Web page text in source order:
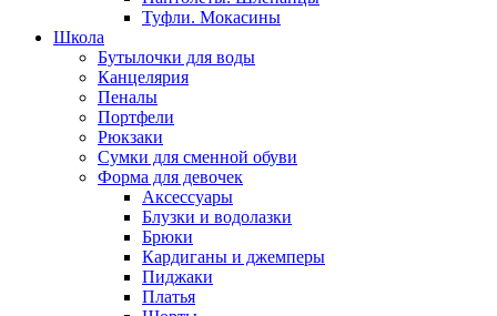
Туфли. Мокасины
Школа
Бутылочки для воды
Канцелярия
Пеналы
Портфели
Рюкзаки
Сумки для сменной обуви
Форма для девочек
Аксессуары
Блузки и водолазки
Брюки
Кардиганы и джемперы
Пиджаки
Платья